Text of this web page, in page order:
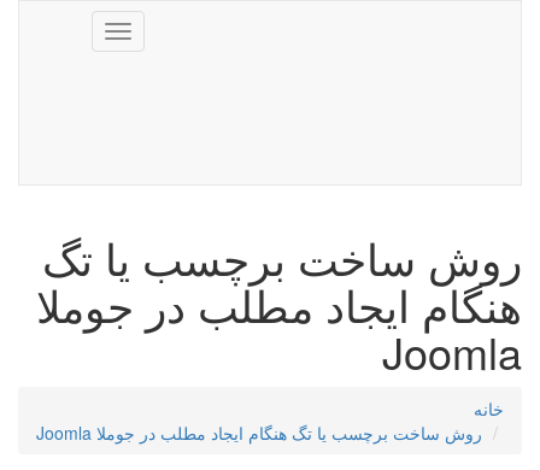
Toggle
navigation
روش ساخت برچسب یا تگ
هنگام ایجاد مطلب در جوملا
Joomla
خانه
روش ساخت برچسب یا تگ هنگام ایجاد مطلب در جوملا Joomla